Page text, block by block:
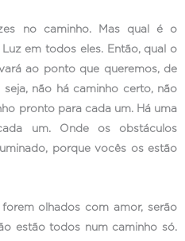
no caminho. Mas qual é o
em todos eles. Então, qual o
ao ponto que queremos, de
não há caminho certo, não
pronto para cada um. Há uma
um. Onde os obstáculos
porque vocês os estão
olhados com amor, serão
estão todos num caminho só.